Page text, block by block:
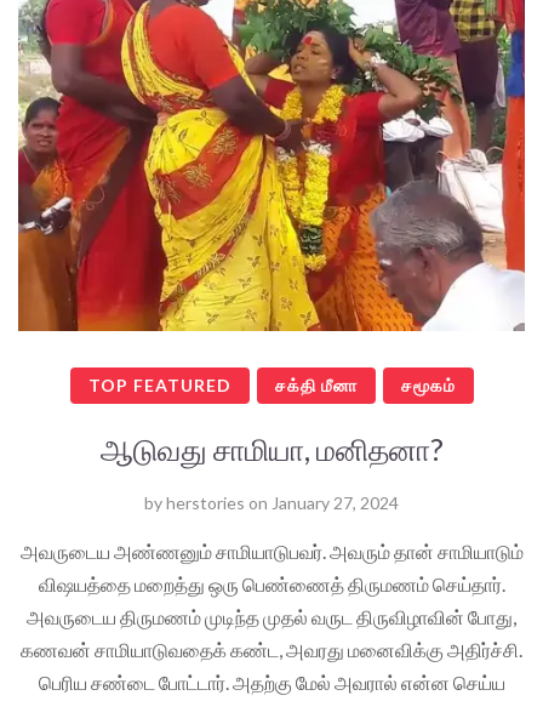
TOP FEATURED சக்தி மீனா சமூகம்
ஆடுவது சாமியா, மனிதனா?
byherstories on January 27, 2024
அவருடைய அண்ணனும் சாமியாடுபவர். அவரும் தான் சாமியாடும்
விஷயத்தை மறைத்து ஒரு பெண்ணைத் திருமணம் செய்தார்.
அவருடைய திருமணம் முடிந்த முதல் வருட திருவிழாவின் போது,
கணவன் சாமியாடுவதைக் கண்ட, அவரது மனைவிக்கு அதிர்ச்சி.
பெரிய சண்டை போட்டார். அதற்கு மேல் அவரால் என்ன செய்ய